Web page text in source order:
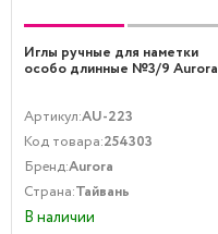
Иглы ручные для наметки
особо длинные №3/9 Aurora
Артикул:AU-223
Код товара:254303
Бренд:Aurora
Страна:Тайвань
В наличии